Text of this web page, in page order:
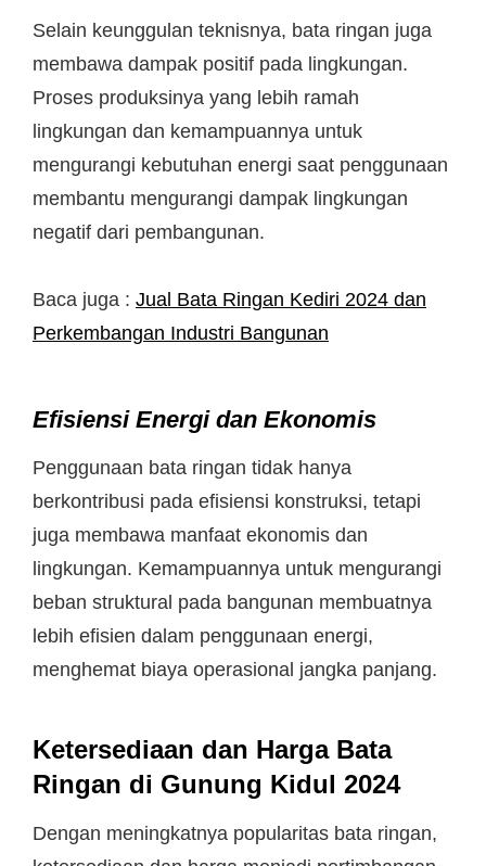
Selain keunggulan teknisnya, bata ringan juga
membawa dampak positif pada lingkungan.
Proses produksinya yang lebih ramah
lingkungan dan kemampuannya untuk
mengurangi kebutuhan energi saat penggunaan
membantu mengurangi dampak lingkungan
negatif dari pembangunan.
Baca juga : Jual Bata Ringan Kediri 2024 dan
Perkembangan Industri Bangunan
Efisiensi Energi dan Ekonomis
Penggunaan bata ringan tidak hanya
berkontribusi pada efisiensi konstruksi, tetapi
juga membawa manfaat ekonomis dan
lingkungan. Kemampuannya untuk mengurangi
beban struktural pada bangunan membuatnya
lebih efisien dalam penggunaan energi,
menghemat biaya operasional jangka panjang.
Ketersediaan dan Harga Bata
Ringan di Gunung Kidul 2024
Dengan meningkatnya popularitas bata ringan,